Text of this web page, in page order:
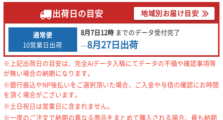
出荷日の目安 地域別お届け目安
通常便
10営業日出荷
8月7日12時までのデータ受付完了
…8月27日出荷
※上記出荷日の目安は、完全Aiデータ入稿にてデータの不備や確認事項等
が無い場合の納期になります。
※銀行振込やNP後払いをご選択頂いた場合、ご入金や与信の確認にお時間
を頂く場合がございます。
※土日祝日は営業日に含まれません。
※一度のご注文で納期の異なる商品をまとめて購入される場合、最も納期